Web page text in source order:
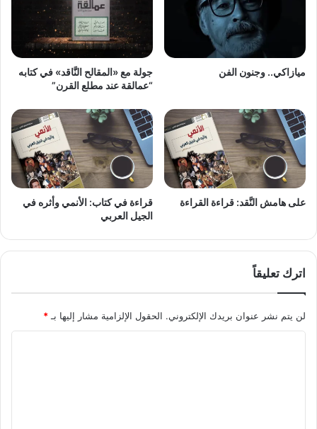
ميازاكي.. وجنون الفن
جولة مع «المقالح النَّاقد» في كتابه
“عمالقة عند مطلع القرن”
على هامش النَّقد: قراءة القراءة
قراءة في كتاب: الأنمي وأثره في
الجيل العربي
اترك تعليقاً
لن يتم نشر عنوان بريدك الإلكتروني. الحقول الإلزامية مشار إليها بـ*